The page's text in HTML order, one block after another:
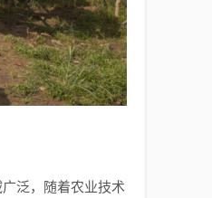
泛，随着农业技术